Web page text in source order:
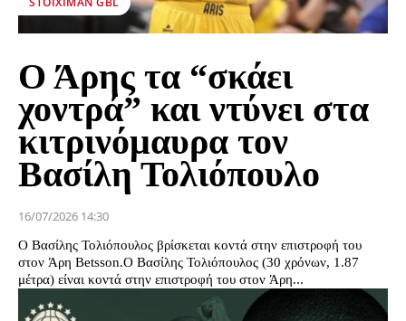
Ο Άρης τα “σκάει
χοντρά” και ντύνει στα
κιτρινόμαυρα τον
Βασίλη Τολιόπουλο
16/07/2026 14:30
Ο Βασίλης Τολιόπουλος βρίσκεται κοντά στην επιστροφή του
στον Άρη Betsson.Ο Βασίλης Τολιόπουλος (30 χρόνων, 1.87
μέτρα) είναι κοντά στην επιστροφή του στον Άρη...